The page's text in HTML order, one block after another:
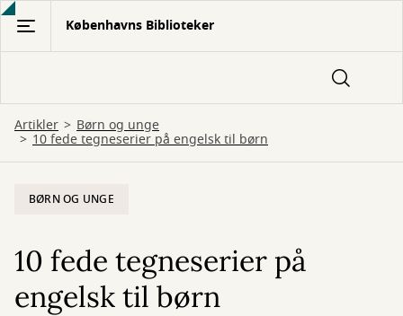
Gå
hovedindhold
Københavns Biblioteker
Artikler Børn og unge
10 fede tegneserier på engelsk til børn
BØRN OG UNGE
10 fede tegneserier på
engelsk til børn